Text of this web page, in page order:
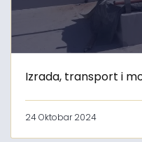
Izrada, transport i
24 Oktobar 2024